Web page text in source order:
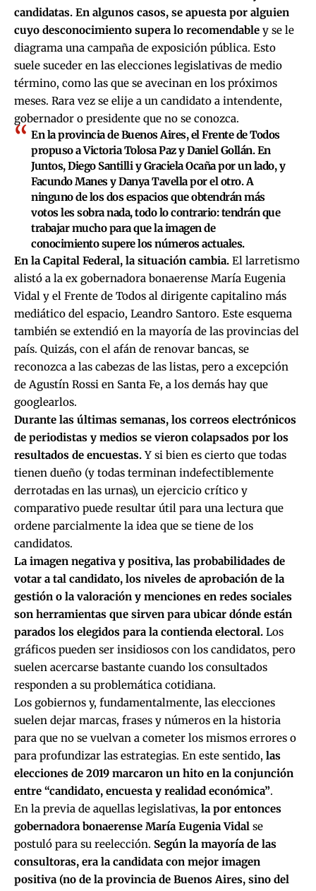
candidatas. En algunos casos, se apuesta por alguien
cuyo desconocimiento supera lo recomendable y se le
diagrama una campaña de exposición pública. Esto
suele suceder en las elecciones legislativas de medio
término, como las que se avecinan en los próximos
meses. Rara vez se elije a un candidato a intendente,
gobernador o presidente que no se conozca.
En la provincia de Buenos Aires, el Frente de Todos
propuso a Victoria Tolosa Paz y Daniel Gollán. En
Juntos, Diego Santilli y Graciela Ocaña por un lado, y
Facundo Manes y Danya Tavella por el otro. A
ninguno de los dos espacios que obtendrán más
votos les sobra nada, todo lo contrario: tendrán que
trabajar mucho para que la imagen de
conocimiento supere los números actuales.
En la Capital Federal, la situación cambia. El larretismo
alistó a la ex gobernadora bonaerense María Eugenia
Vidal y el Frente de Todos al dirigente capitalino más
mediático del espacio, Leandro Santoro. Este esquema
también se extendió en la mayoría de las provincias del
país. Quizás, con el afán de renovar bancas, se
reconozca a las cabezas de las listas, pero a excepción
de Agustín Rossi en Santa Fe, a los demás hay que
googlearlos.
Durante las últimas semanas, los correos electrónicos
de periodistas y medios se vieron colapsados por los
resultados de encuestas.Y si bien es cierto que todas
tienen dueño (y todas terminan indefectiblemente
derrotadas en las urnas), un ejercicio crítico y
comparativo puede resultar útil para una lectura que
ordene parcialmente la idea que se tiene de los
candidatos.
La imagen negativa y positiva, las probabilidades de
votar a tal candidato, los niveles de aprobación de la
gestión o la valoración y menciones en redes sociales
son herramientas que sirven para ubicar dónde están
parados los elegidos para la contienda electoral. Los
gráficos pueden ser insidiosos con los candidatos, pero
suelen acercarse bastante cuando los consultados
responden a su problemática cotidiana.
Los gobiernos y, fundamentalmente, las elecciones
suelen dejar marcas, frases y números en la historia
para que no se vuelvan a cometer los mismos errores o
para profundizar las estrategias. En este sentido, las
elecciones de 2019 marcaron un hito en la conjunción
entre “candidato, encuesta y realidad económica”.
En la previa de aquellas legislativas, la por entonces
gobernadora bonaerense María Eugenia Vidal se
postuló para su reelección. Según la mayoría de las
consultoras, era la candidata con mejor imagen
positiva (no de la provincia de Buenos Aires, sino del